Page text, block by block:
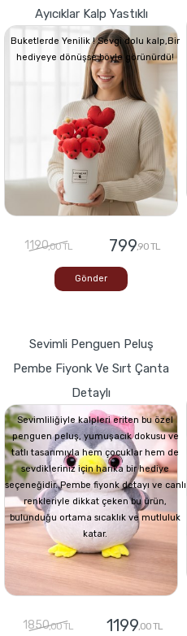
Ayıcıklar Kalp Yastıklı
Buketlerde Yenilik ! Sevgi dolu kalp,Bir
hediyeye dönüşse böyle görünürdü!
1190,00 TL 799,90 TL
Gönder
Sevimli Penguen Peluş
Pembe Fiyonk Ve Sırt Çanta
Detaylı
Sevimliliğiyle kalpleri eriten bu özel
penguen peluş, yumuşacık dokusu ve
tatlı tasarımıyla hem çocuklar hem de
sevdikleriniz için harika bir hediye
seçeneğidir. Pembe fiyonk detayı ve canlı
renkleriyle dikkat çeken bu ürün,
bulunduğu ortama sıcaklık ve mutluluk
katar.
1850,00 TL 1199,00 TL